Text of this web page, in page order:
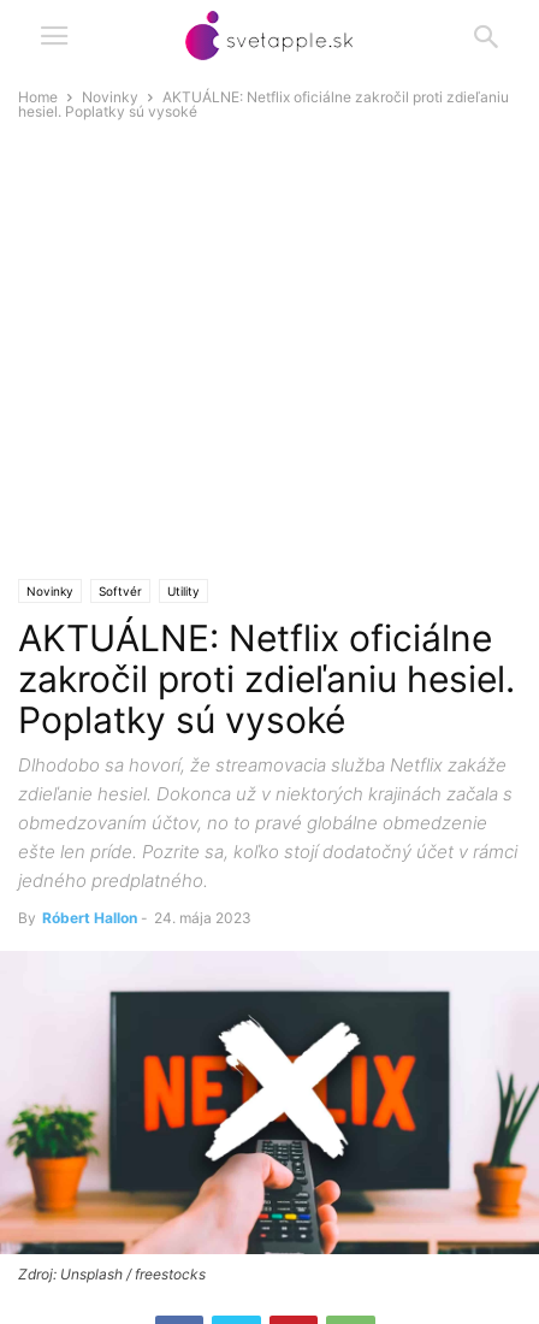
Home Novinky
AKTUÁLNE: Netflix oficiálne zakročil proti zdieľaniu
hesiel. Poplatky sú vysoké
Novinky Softvér Utility
AKTUÁLNE: Netflix oficiálne
zakročil proti zdieľaniu hesiel.
Poplatky sú vysoké
Dlhodobo sa hovorí, že streamovacia služba Netflix zakáže
zdieľanie hesiel. Dokonca už v niektorých krajinách začala s
obmedzovaním účtov, no to pravé globálne obmedzenie
ešte len príde. Pozrite sa, koľko stojí dodatočný účet v rámci
jedného predplatného.
By Róbert Hallon - 24. mája 2023
Zdroj: Unsplash / freestocks